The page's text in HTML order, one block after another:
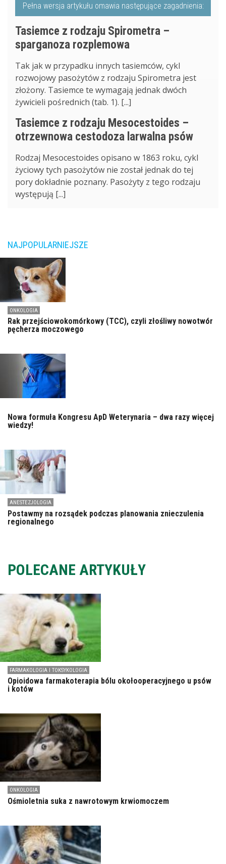
Pełna wersja artykułu omawia następujące zagadnienia:
Tasiemce z rodzaju Spirometra –
sparganoza rozplemowa
Tak jak w przypadku innych tasiemców, cykl
rozwojowy pasożytów z rodzaju Spirometra jest
złożony. Tasiemce te wymagają jednak dwóch
żywicieli pośrednich (tab. 1). [...]
Tasiemce z rodzaju Mesocestoides –
otrzewnowa cestodoza larwalna psów
Rodzaj Mesocestoides opisano w 1863 roku, cykl
życiowy tych pasożytów nie został jednak do tej
pory dokładnie poznany. Pasożyty z tego rodzaju
występują [...]
NAJPOPULARNIEJSZE
ONKOLOGIA
Rak przejściowokomórkowy (TCC), czyli złośliwy nowotwór
pęcherza moczowego
Nowa formuła Kongresu ApD Weterynaria – dwa razy więcej
wiedzy!
ANESTEZJOLOGIA
Postawmy na rozsądek podczas planowania znieczulenia
regionalnego
POLECANE ARTYKUŁY
FARMAKOLOGIA I TOKSYKOLOGIA
Opioidowa farmakoterapia bólu okołooperacyjnego u psów
i kotów
ONKOLOGIA
Ośmioletnia suka z nawrotowym krwiomoczem